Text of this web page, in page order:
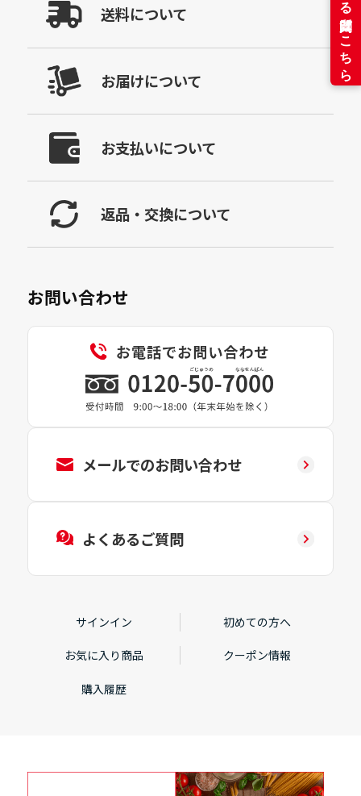
送料について
お届けについて
お支払いについて
返品・交換について
お問い合わせ
メールでのお問い合わせ
よくあるご質問
サインイン 初めての方へ
お気に入り商品 クーポン情報
購入履歴